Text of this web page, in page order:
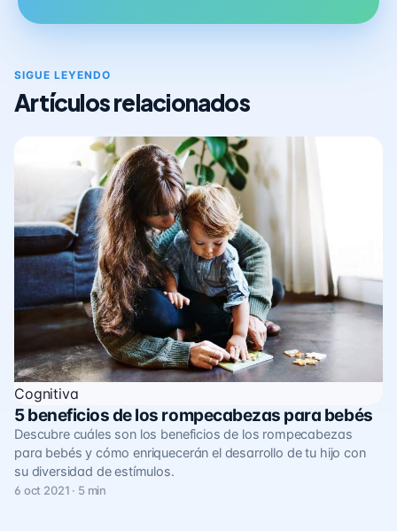
SIGUE LEYENDO
Artículos relacionados
Cognitiva
5 beneficios de los rompecabezas para bebés
Descubre cuáles son los beneficios de los rompecabezas
para bebés y cómo enriquecerán el desarrollo de tu hijo con
su diversidad de estímulos.
6 oct 2021 · 5 min